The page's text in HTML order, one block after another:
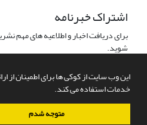
این وب سایت از کوکی ها برای اطمینان از
خدمات استفاده می کند.
متوجه شدم
اشتراک خبرنامه
برای دریافت اخبار و اطلاعیه های مهم
شوید.